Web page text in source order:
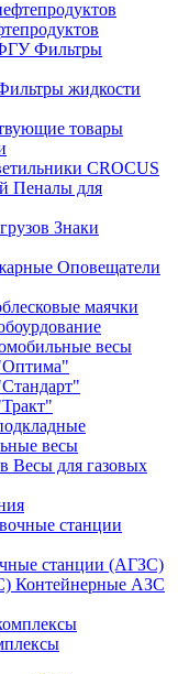
Фильтры
жидкости
товары
CROCUS
Пеналы для
Знаки
Оповещатели
маячки
весы
весы
Весы для газовых
станции (АГЗС)
Контейнерные АЗС